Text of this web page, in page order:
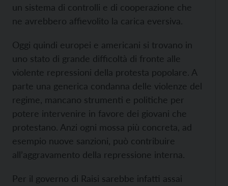
un sistema di controlli e di cooperazione che
ne avrebbero affievolito la carica eversiva.
Oggi quindi europei e americani si trovano in
uno stato di grande difficoltà di fronte alle
violente repressioni della protesta popolare. A
parte una generica condanna delle violenze del
regime, mancano strumenti e politiche per
potere intervenire in favore dei giovani che
protestano. Anzi ogni mossa più concreta, ad
esempio nuove sanzioni, può contribuire
all’aggravamento della repressione interna.
Per il governo di Raisi sarebbe infatti assai